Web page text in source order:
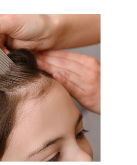
en modo invierno, así que me
ya hicieron el cambio de estación
Siempre aparece ropa
datos